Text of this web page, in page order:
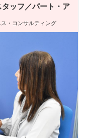
ッフ／パート・ア
・コンサルティング